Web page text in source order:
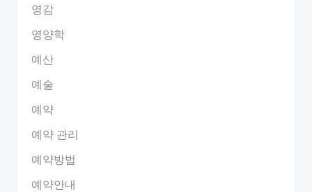
영감
영양학
예산
예술
예약
예약 관리
예약방법
예약안내